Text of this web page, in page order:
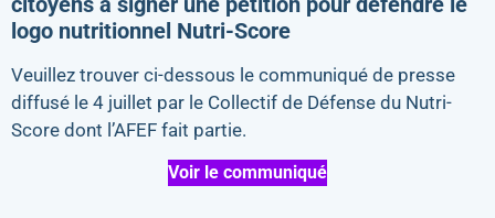
logo nutritionnel Nutri-Score
Veuillez trouver ci-dessous le communiqué de presse
diffusé le 4 juillet par le Collectif de Défense du Nutri-
Score dont l’AFEF fait partie.
Voir le communiqué